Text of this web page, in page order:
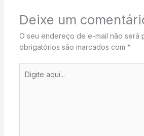
Deixe um
O seu endereço de e-mail não será
obrigatórios são marcados com *
aqui...